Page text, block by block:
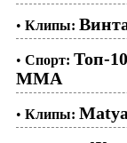
• Клипы:
• Спорт: Топ-
ММА
• Клипы: